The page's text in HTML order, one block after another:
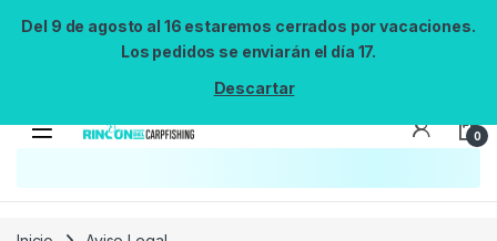
Del 9 de agosto al 16 estaremos cerrados por vacaciones.
Los pedidos se enviarán el día 17.
Descartar
0